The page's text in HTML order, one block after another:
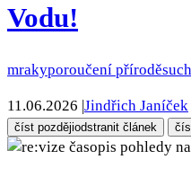
Vodu!
mrakyporoučení přírodě
11.06.2026 |Jindřich Janíček
číst pozdějiodstranit článek
pohledy